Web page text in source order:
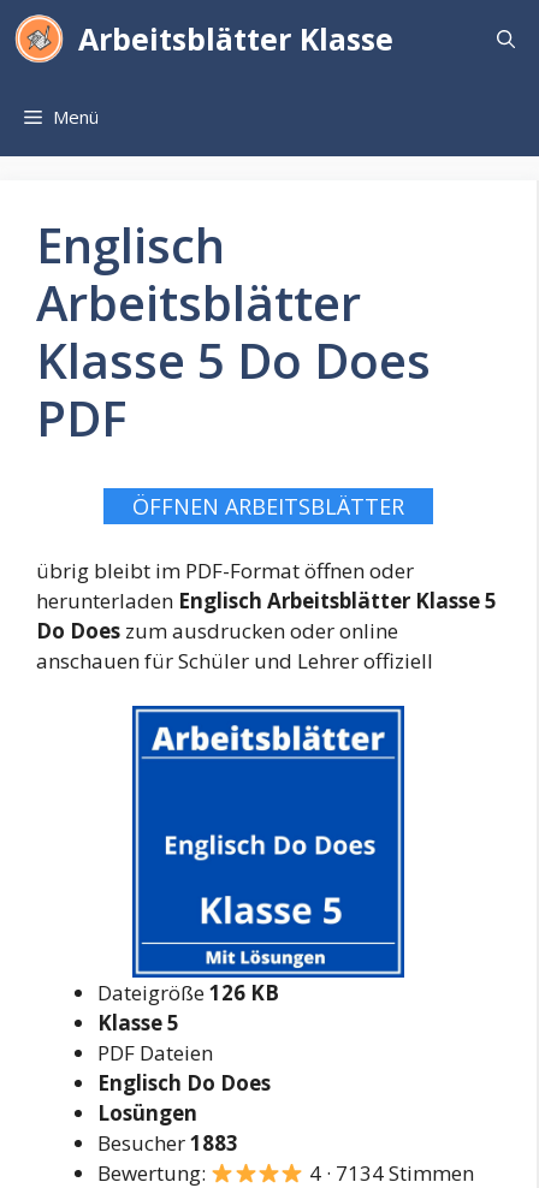
Zum
Inhalt
Arbeitsblätter Klasse
Menü
Englisch
Arbeitsblätter
Klasse 5 Do Does
PDF
ÖFFNEN ARBEITSBLÄTTER
übrig bleibt im PDF-Format öffnen oder
herunterladen Englisch Arbeitsblätter Klasse 5
Do Does zum ausdrucken oder online
anschauen für Schüler und Lehrer offiziell
Dateigröße126 KB
Klasse 5
PDF Dateien
Englisch Do Does
Losüngen
Besucher1883
Bewertung:
4 · 7134 Stimmen